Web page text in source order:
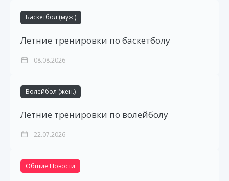
Баскетбол (муж.)
Летние тренировки по баскетболу
08.08.2026
Волейбол (жен.)
Летние тренировки по волейболу
22.07.2026
Общие Новости